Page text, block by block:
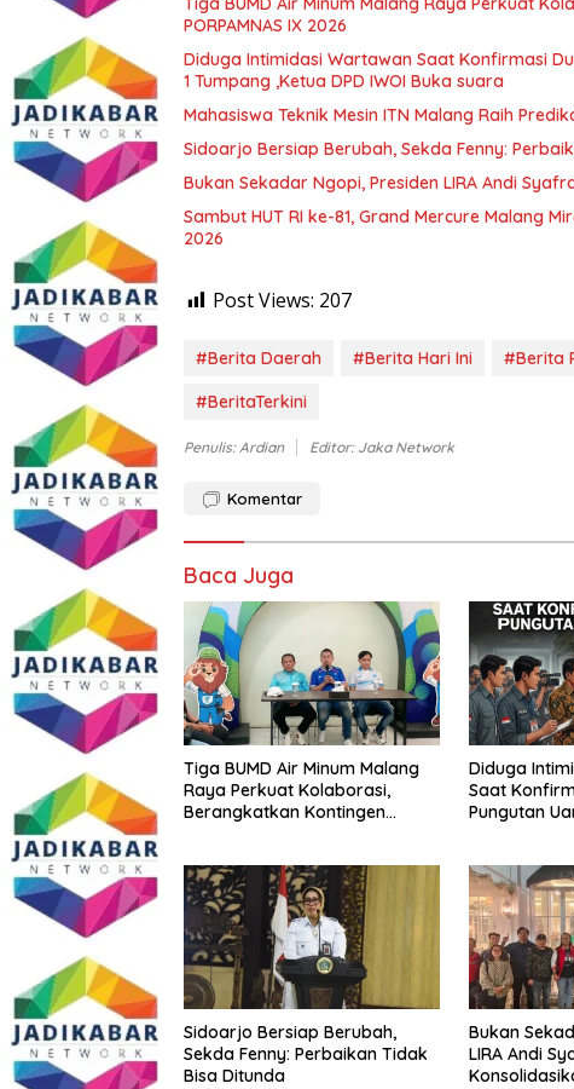
PORPAMNAS IX 2026
Diduga Intimidasi Wartawan Saat Konfirmasi
1 Tumpang ,Ketua DPD IWOI Buka suara
Mahasiswa Teknik Mesin ITN Malang Raih
Sidoarjo Bersiap Berubah, Sekda Fenny:
Bukan Sekadar Ngopi, Presiden LIRA Andi
Sambut HUT RI ke-81, Grand Mercure Malang
2026
Post Views: 207
#Berita Daerah #Berita Hari Ini #Berita
#BeritaTerkini
Penulis: Ardian Editor: Jaka Network
Komentar
Baca Juga
Tiga BUMD Air Minum Malang
Raya Perkuat Kolaborasi,
Berangkatkan Kontingen
Diduga
Saat
Pungutan
Buka suara
Sidoarjo Bersiap Berubah,
Sekda Fenny: Perbaikan Tidak
Bisa Ditunda
Bukan
LIRA Andi